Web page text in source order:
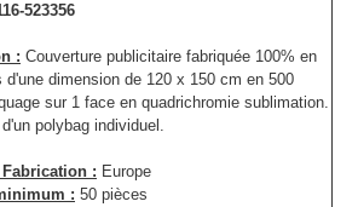
523356
: Couverture publicitaire fabriquée 100% en
d'une dimension de 120 x 150 cm en 500
sur 1 face en quadrichromie sublimation.
polybag individuel.
Fabrication : Europe
: 50 pièces